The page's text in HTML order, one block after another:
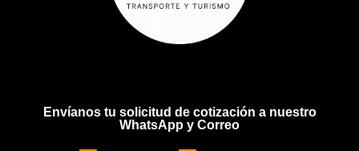
Envíanos tu solicitud de cotización a nuestro
WhatsApp y Correo